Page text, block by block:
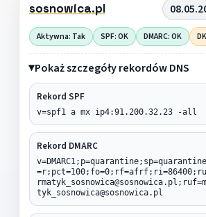
sosnowica.pl
Aktywna: Tak SPF: OK DMARC: OK
Pokaż szczegóły rekordów DNS
Rekord SPF
v=spf1 a mx ip4:91.200.32.23 -all
Rekord DMARC
tyk_sosnowica@sosnowica.pl